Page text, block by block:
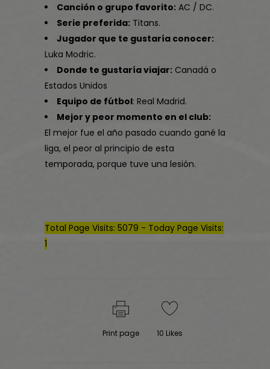
Canción o grupo favorito: AC / DC.
Serie preferida: Titans.
Jugador que te gustaría conocer:
Luka Modric.
Donde te gustaría viajar: Canadá o
Estados Unidos
Equipo de fútbol: Real Madrid.
Mejor y peor momento en el club:
El mejor fue el año pasado cuando gané la
liga, el peor al principio de esta
temporada, porque tuve una lesión.
Total Page Visits: 5079 - Today Page Visits:
1
Print page 10 Likes